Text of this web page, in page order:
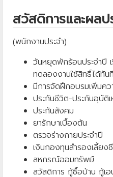
สวัสดิการและผลป
(พนักงานประจำ)
วันหยุดพักร้อนประจำปี
ทดลองงานใช้สิทธิ์ได้ทัน
มีการจัดฝึกอบรมเพิ่มค
ประกันชีวิต-ประกันอุบัติ
ประกันสังคม
ยารักษาเบื้องต้น
ตรวจร่างกายประจำปี
เงินกองทุนสำรองเลี้ยง
สหกรณ์ออมทรัพย์
สวัสดิการ กู้ซื้อบ้าน กู้เ